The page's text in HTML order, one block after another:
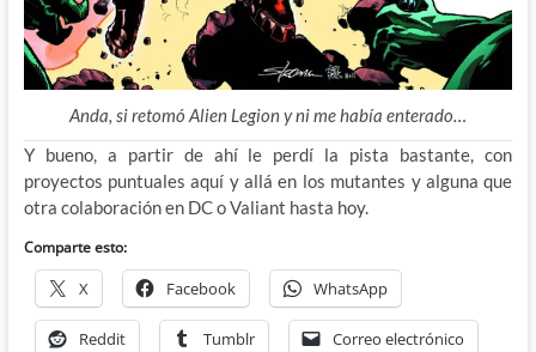
Anda, si retomó Alien Legion y ni me había enterado…
Y bueno, a partir de ahí le perdí la pista bastante, con
proyectos puntuales aquí y allá en los mutantes y alguna que
otra colaboración en DC o Valiant hasta hoy.
Comparte esto:
X Facebook WhatsApp
Reddit Tumblr Correo electrónico